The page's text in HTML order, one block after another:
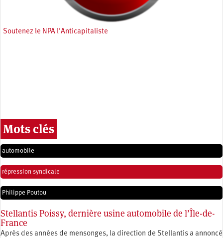
Soutenez le NPA l'Anticapitaliste
Mots clés
automobile
répression syndicale
Philippe Poutou
Stellantis Poissy, dernière usine automobile de l’Île-de-
France
Après des années de mensonges, la direction de Stellantis a annoncé